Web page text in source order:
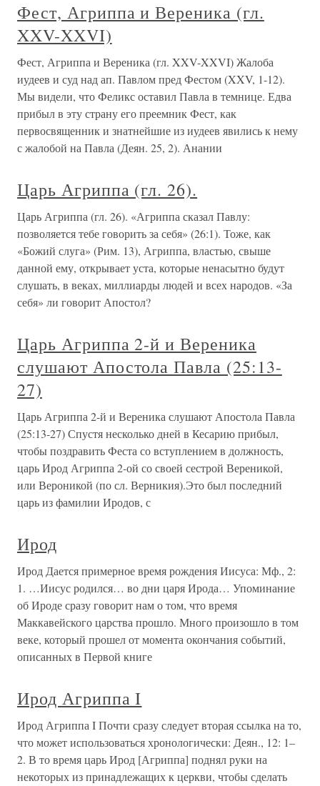
Фест, Агриппа и Вереника (гл.
XXV-XXVI)
Фест, Агриппа и Вереника (гл. XXV-XXVI) Жалоба
иудеев и суд над ап. Павлом пред Фестом (XXV, 1-12).
Мы видели, что Феликс оставил Павла в темнице. Едва
прибыл в эту страну его преемник Фест, как
первосвященник и знатнейшие из иудеев явились к нему
с жалобой на Павла (Деян. 25, 2). Анании
Царь Агриппа (гл. 26).
Царь Агриппа (гл. 26). «Агриппа сказал Павлу:
позволяется тебе говорить за себя» (26:1). Тоже, как
«Божий слуга» (Рим. 13), Агриппа, властью, свыше
данной ему, открывает уста, которые ненасытно будут
слушать, в веках, миллиарды людей и всех народов. «За
себя» ли говорит Апостол?
Царь Агриппа 2-й и Вереника
слушают Апостола Павла (25:13-
27)
Царь Агриппа 2-й и Вереника слушают Апостола Павла
(25:13-27) Спустя несколько дней в Кесарию прибыл,
чтобы поздравить Феста со вступлением в должность,
царь Ирод Агриппа 2-ой со своей сестрой Вереникой,
или Вероникой (по сл. Верникия).Это был последний
царь из фамилии Иродов, с
Ирод
Ирод Дается примерное время рождения Иисуса: Мф., 2:
1. …Иисус родился… во дни царя Ирода… Упоминание
об Ироде сразу говорит нам о том, что время
Маккавейского царства прошло. Много произошло в том
веке, который прошел от момента окончания событий,
описанных в Первой книге
Ирод Агриппа I
Ирод Агриппа I Почти сразу следует вторая ссылка на то,
что может использоваться хронологически: Деян., 12: 1–
2. В то время царь Ирод [Агриппа] поднял руки на
некоторых из принадлежащих к церкви, чтобы сделать